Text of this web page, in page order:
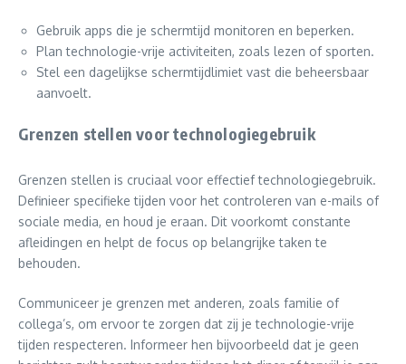
Gebruik apps die je schermtijd monitoren en beperken.
Plan technologie-vrije activiteiten, zoals lezen of sporten.
Stel een dagelijkse schermtijdlimiet vast die beheersbaar
aanvoelt.
Grenzen stellen voor technologiegebruik
Grenzen stellen is cruciaal voor effectief technologiegebruik.
Definieer specifieke tijden voor het controleren van e-mails of
sociale media, en houd je eraan. Dit voorkomt constante
afleidingen en helpt de focus op belangrijke taken te
behouden.
Communiceer je grenzen met anderen, zoals familie of
collega’s, om ervoor te zorgen dat zij je technologie-vrije
tijden respecteren. Informeer hen bijvoorbeeld dat je geen